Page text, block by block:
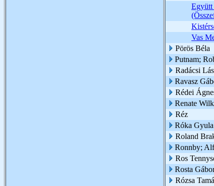
Vas
Pörös Béla
Putnam;
Radácsi
Ravasz
Rédei
Renate
Réz
Róka Gyula
Roland
Ronnby; Alf
Ros
Rosta
Rózsa